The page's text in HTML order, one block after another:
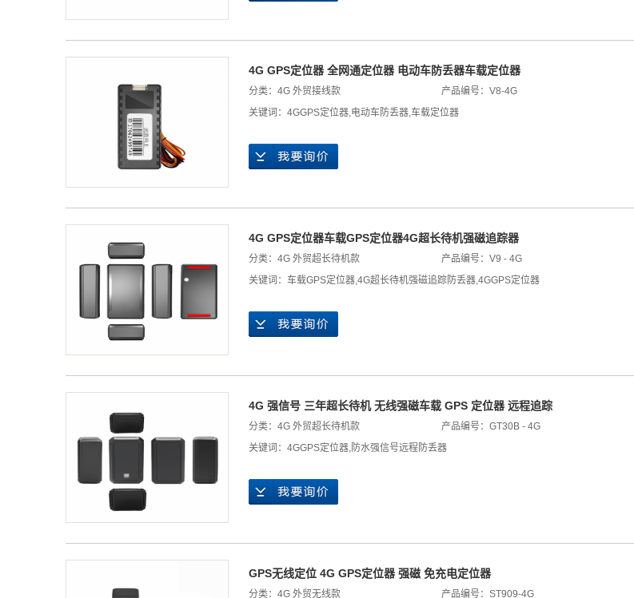
4G GPS定位器 全网通定位器 电动车防丢器车载定位器
分类： 4G 外贸接线款 产品编号：V8-4G
关键词： 4GGPS定位器,电动车防丢器,车载定位器
4G GPS定位器车载GPS定位器4G超长待机强磁追踪器
分类： 4G 外贸超长待机款 产品编号：V9 - 4G
关键词： 车载GPS定位器,4G超长待机强磁追踪防丢器,4GGPS定位器
4G 强信号 三年超长待机 无线强磁车载 GPS 定位器 远程追踪
分类： 4G 外贸超长待机款 产品编号：GT30B - 4G
关键词： 4GGPS定位器,防水强信号远程防丢器
GPS无线定位 4G GPS定位器 强磁 免充电定位器
分类： 4G 外贸无线款 产品编号：ST909-4G